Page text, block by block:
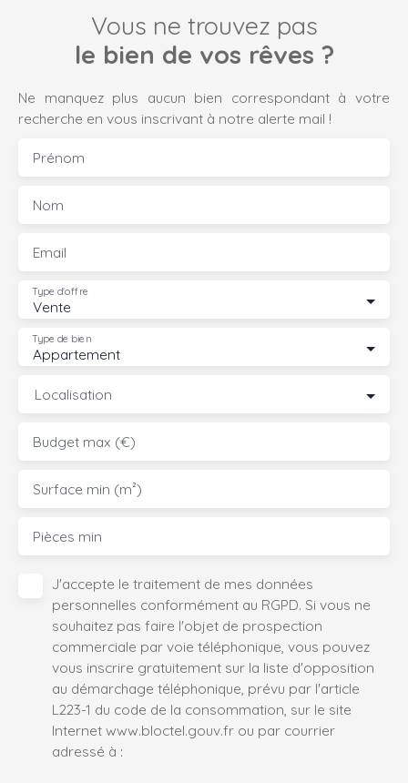
Vous ne trouvez pas
le bien de vos rêves ?
Ne manquez plus aucun bien correspondant à votre
recherche en vous inscrivant à notre alerte mail !
Prénom
Nom
Email
Vente
Type d'offre
Appartement
Type de bien
Localisation
Budget max (€)
Surface min (m²)
Pièces min
J'accepte le traitement de mes données
personnelles conformément au RGPD. Si vous ne
souhaitez pas faire l'objet de prospection
commerciale par voie téléphonique, vous pouvez
vous inscrire gratuitement sur la liste d'opposition
au démarchage téléphonique, prévu par l'article
L223-1 du code de la consommation, sur le site
Internet www.bloctel.gouv.fr ou par courrier
adressé à :